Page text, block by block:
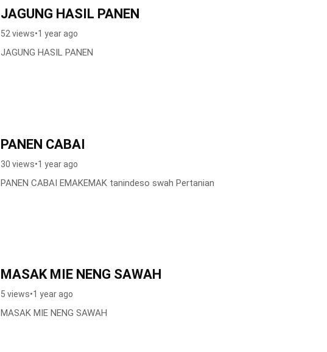
JAGUNG HASIL PANEN
52 views•1 year ago
JAGUNG HASIL PANEN
PANEN CABAI
30 views•1 year ago
PANEN CABAI EMAKEMAK tanindeso swah Pertanian
MASAK MIE NENG SAWAH
5 views•1 year ago
MASAK MIE NENG SAWAH